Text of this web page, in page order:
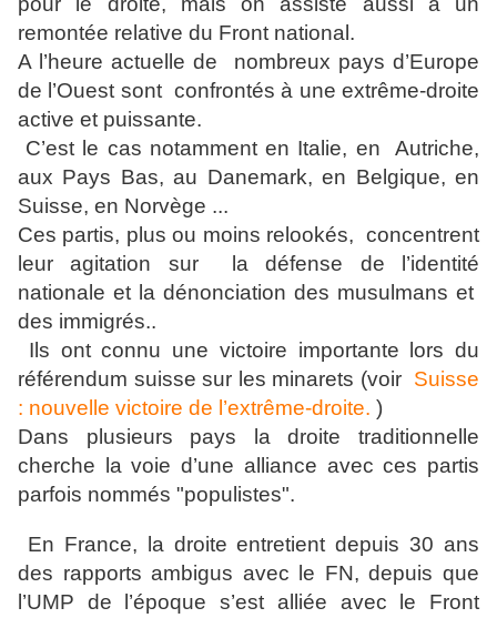
remontée relative du Front national.
A l’heure actuelle de nombreux pays d’Europe
de l’Ouest sont confrontés à une extrême-droite
active et puissante.
C’est le cas notamment en Italie, en Autriche,
aux Pays Bas, au Danemark, en Belgique, en
Suisse, en Norvège ...
Ces partis, plus ou moins relookés, concentrent
leur agitation sur la défense de l’identité
nationale et la dénonciation des musulmans et
des immigrés..
Ils ont connu une victoire importante lors du
référendum suisse sur les minarets (voir Suisse
: nouvelle victoire de l’extrême-droite. )
Dans plusieurs pays la droite traditionnelle
cherche la voie d’une alliance avec ces partis
parfois nommés "populistes".
En France, la droite entretient depuis 30 ans
des rapports ambigus avec le FN, depuis que
l’UMP de l’époque s’est alliée avec le Front